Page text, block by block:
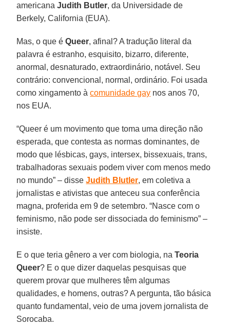
americanaJudith Butler, da Universidade de
Berkely, California (EUA).
Mas, o que éQueer, afinal? A tradução literal da
palavra é estranho, esquisito, bizarro, diferente,
anormal, desnaturado, extraordinário, notável. Seu
contrário: convencional, normal, ordinário. Foi usada
como xingamento àcomunidade gay nos anos 70,
nos EUA.
“Queer é um movimento que toma uma direção não
esperada, que contesta as normas dominantes, de
modo que lésbicas, gays, intersex, bissexuais, trans,
trabalhadoras sexuais podem viver com menos medo
no mundo” – disseJudith Blutler, em coletiva a
jornalistas e ativistas que anteceu sua conferência
magna, proferida em 9 de setembro. “Nasce com o
feminismo, não pode ser dissociada do feminismo” –
insiste.
E o que teria gênero a ver com biologia, naTeoria
Queer? E o que dizer daquelas pesquisas que
querem provar que mulheres têm algumas
qualidades, e homens, outras? A pergunta, tão básica
quanto fundamental, veio de uma jovem jornalista de
Sorocaba.